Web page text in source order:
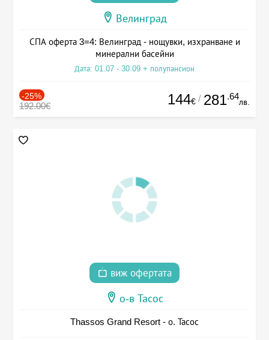
Велинград
СПА оферта 3=4: Велинград - нощувки, изхранване и
минерални басейни
Дата: 01.07 - 30.09 + полупансион
-25%
192.00€ 144€ / 281.64
лв.
виж офертата
о-в Тасос
Thassos Grand Resort - о. Тасос